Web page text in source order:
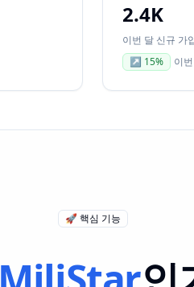
2.4K
이번 달 신규 가
↗ 15% 이
🚀 핵심 기능